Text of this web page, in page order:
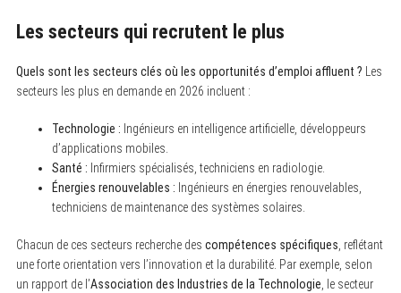
Les secteurs qui recrutent le plus
Quels sont les secteurs clés où les opportunités d’emploi affluent ? Les
secteurs les plus en demande en 2026 incluent :
Technologie : Ingénieurs en intelligence artificielle, développeurs
d’applications mobiles.
Santé : Infirmiers spécialisés, techniciens en radiologie.
Énergies renouvelables : Ingénieurs en énergies renouvelables,
techniciens de maintenance des systèmes solaires.
Chacun de ces secteurs recherche des compétences spécifiques, reflétant
une forte orientation vers l’innovation et la durabilité. Par exemple, selon
un rapport de l’Association des Industries de la Technologie, le secteur